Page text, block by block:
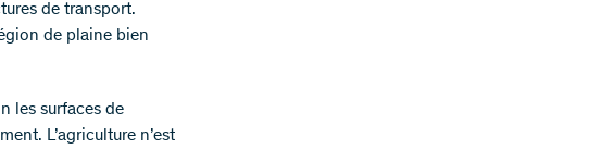
de transport.
de plaine bien
les surfaces de
L’agriculture n’est